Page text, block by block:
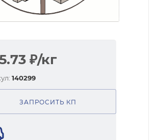
₽/кг
140299
ЗАПРОСИТЬ КП